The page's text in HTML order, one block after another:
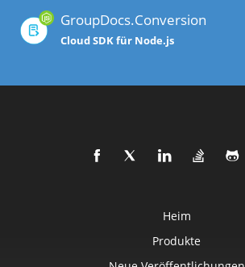
GroupDocs.Conversion
Cloud SDK für Node.js
Heim
Produkte